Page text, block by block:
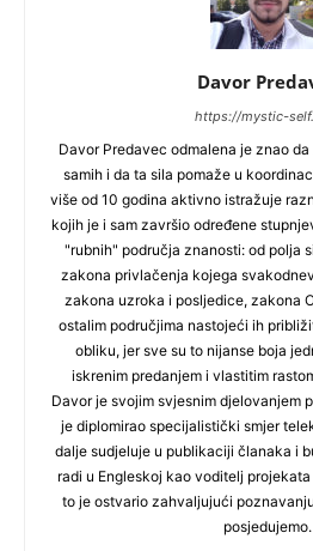
Davor
https://mystic-
Davor Predavec odmalena je znao
samih i da ta sila pomaže u
više od 10 godina aktivno istražuje
kojih je i sam završio određene
"rubnih" područja znanosti: od polja
zakona privlačenja kojega
zakona uzroka i posljedice, zakona
ostalim područjima nastojeći ih
obliku, jer sve su to nijanse boja
iskrenim predanjem i vlastitim
Davor je svojim svjesnim djelovanjem
je diplomirao specijalistički smjer
dalje sudjeluje u publikaciji članaka i
radi u Engleskoj kao voditelj
to je ostvario zahvaljujući
posjedujemo.